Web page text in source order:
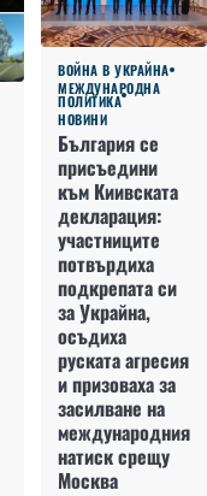
ВОЙНА В УКРАЙНА
МЕЖДУНАРОДНА
ПОЛИТИКА
НОВИНИ
България се
присъедини
към Киивската
декларация:
участниците
потвърдиха
подкрепата си
за Украйна,
осъдиха
руската агресия
и призоваха за
засилване на
международния
натиск срещу
Москва